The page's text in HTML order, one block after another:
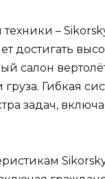
–
достигать
салон
Гибкая
задач,
Sikorsky